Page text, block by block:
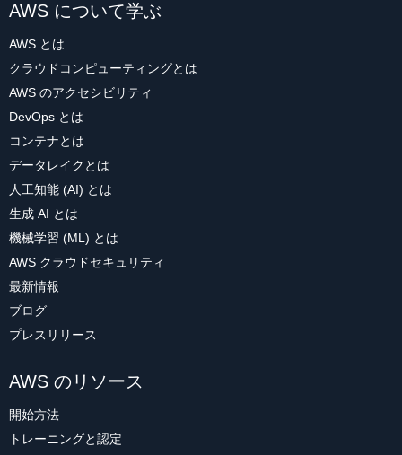
AWS について学ぶ
AWS とは
クラウドコンピューティングとは
AWS のアクセシビリティ
DevOps とは
コンテナとは
データレイクとは
人工知能 (AI) とは
生成 AI とは
機械学習 (ML) とは
AWS クラウドセキュリティ
最新情報
ブログ
プレスリリース
AWS のリソース
開始方法
トレーニングと認定